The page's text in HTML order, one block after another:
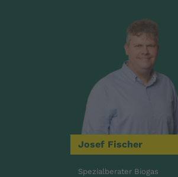
Josef Fischer
Spezialberater Biogas